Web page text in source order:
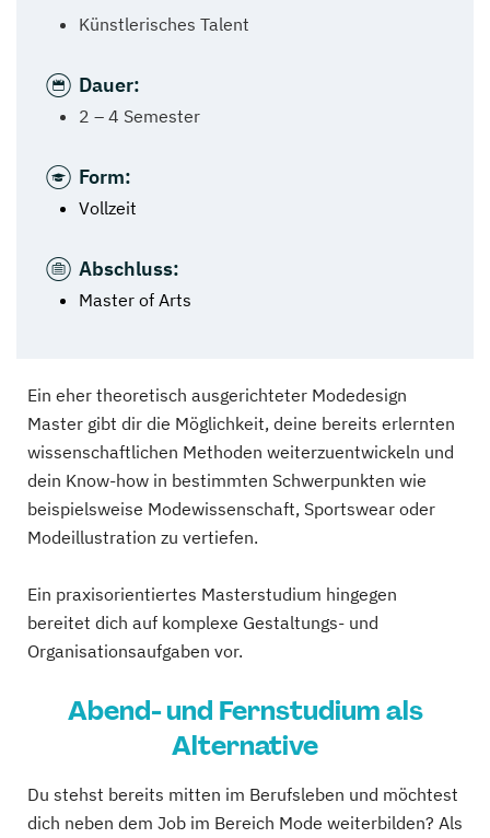
Künstlerisches Talent
Dauer:
2 – 4 Semester
Form:
Vollzeit
Abschluss:
Master of Arts
Ein eher theoretisch ausgerichteter Modedesign
Master gibt dir die Möglichkeit, deine bereits erlernten
wissenschaftlichen Methoden weiterzuentwickeln und
dein Know-how in bestimmten Schwerpunkten wie
beispielsweise Modewissenschaft, Sportswear oder
Modeillustration zu vertiefen.
Ein praxisorientiertes Masterstudium hingegen
bereitet dich auf komplexe Gestaltungs- und
Organisationsaufgaben vor.
Abend- und Fernstudium als
Alternative
Du stehst bereits mitten im Berufsleben und möchtest
dich neben dem Job im Bereich Mode weiterbilden? Als